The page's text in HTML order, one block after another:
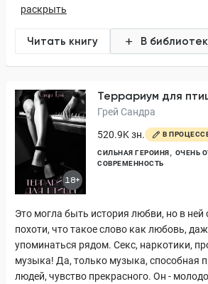
раскрыть
Читать книгу В
18+
Террариум для
Грей Сандра
520.9K зн.
В
СИЛЬНАЯ ГЕРОИНЯ
ОЧЕНЬ
СОВРЕМЕННОСТЬ
Это могла быть история любви, но в ней
похоти, что такое слово как любовь,
упоминаться рядом. Секс, наркотики,
музыка! Да, только музыка, способная
людей, чувство прекрасного. Он -